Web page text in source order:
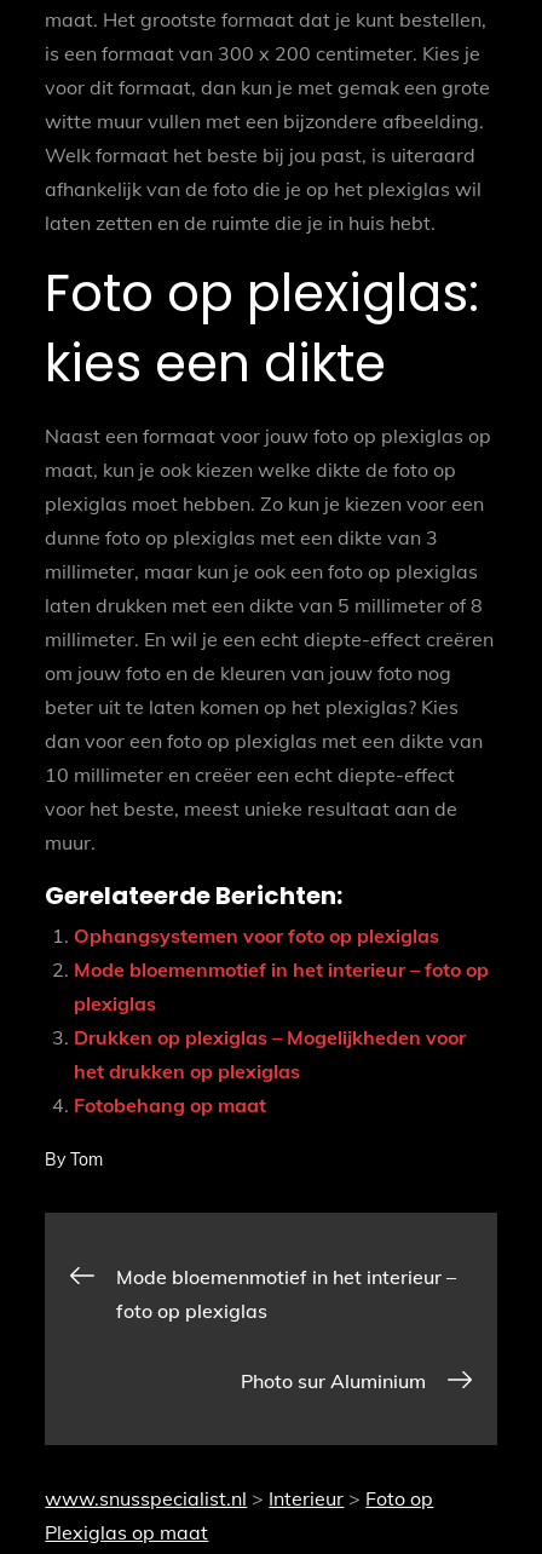
maat. Het grootste formaat dat je kunt bestellen,
is een formaat van 300 x 200 centimeter. Kies je
voor dit formaat, dan kun je met gemak een grote
witte muur vullen met een bijzondere afbeelding.
Welk formaat het beste bij jou past, is uiteraard
afhankelijk van de foto die je op het plexiglas wil
laten zetten en de ruimte die je in huis hebt.
Foto op plexiglas:
kies een dikte
Naast een formaat voor jouw foto op plexiglas op
maat, kun je ook kiezen welke dikte de foto op
plexiglas moet hebben. Zo kun je kiezen voor een
dunne foto op plexiglas met een dikte van 3
millimeter, maar kun je ook een foto op plexiglas
laten drukken met een dikte van 5 millimeter of 8
millimeter. En wil je een echt diepte-effect creëren
om jouw foto en de kleuren van jouw foto nog
beter uit te laten komen op het plexiglas? Kies
dan voor een foto op plexiglas met een dikte van
10 millimeter en creëer een echt diepte-effect
voor het beste, meest unieke resultaat aan de
muur.
Gerelateerde Berichten:
Ophangsystemen voor foto op plexiglas
Mode bloemenmotief in het interieur – foto op
plexiglas
Drukken op plexiglas – Mogelijkheden voor
het drukken op plexiglas
Fotobehang op maat
ByTom
Bericht
navigatie
Mode bloemenmotief in het interieur –
foto op plexiglas
Photo sur Aluminium
www.snusspecialist.nl > Interieur > Foto op
Plexiglas op maat